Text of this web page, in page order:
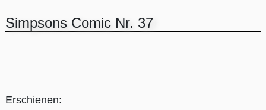
Simpsons Comic Nr. 37
Erschienen: